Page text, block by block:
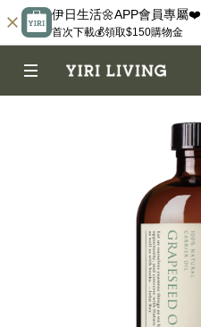
伊日生活🌼APP會員專屬❤️
首次下載💰領取$150購物金